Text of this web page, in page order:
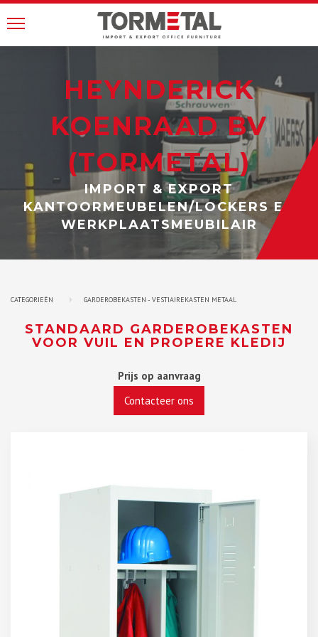
HEYNDERICK
KOENRAAD BV
(TORMETAL)
IMPORT & EXPORT
KANTOORMEUBELEN/LOCKERS EN
WERKPLAATSMEUBILAIR
CATEGORIEËN GARDEROBEKASTEN - VESTIAIREKASTEN METAAL
STANDAARD GARDEROBEKASTEN
VOOR VUIL EN PROPERE KLEDIJ
Prijs op aanvraag
Contacteer ons